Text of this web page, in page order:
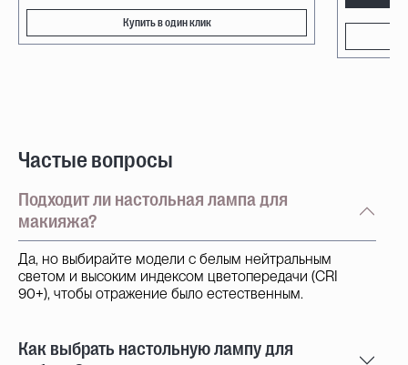
Купить в один клик
Частые вопросы
Подходит ли настольная лампа для
макияжа?
Да, но выбирайте модели с белым нейтральным
светом и высоким индексом цветопередачи (CRI
90+), чтобы отражение было естественным.
Как выбрать настольную лампу для